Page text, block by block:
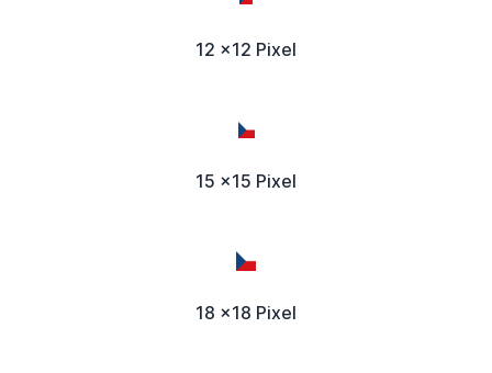
12 x12 Pixel
15 x15 Pixel
18 x18 Pixel